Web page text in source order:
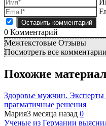
0 Комментарий
Межтекстовые Отзывы
Посмотреть все комментарии
Похожие
Здоровье мужчин. Эксперты
прагматичные решения
Мария3 месяца назад 0
Ученые из Германии